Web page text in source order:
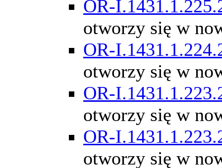
OR-
otworzy się w
OR-
otworzy się w
OR-
otworzy się w
OR-
otworzy się w